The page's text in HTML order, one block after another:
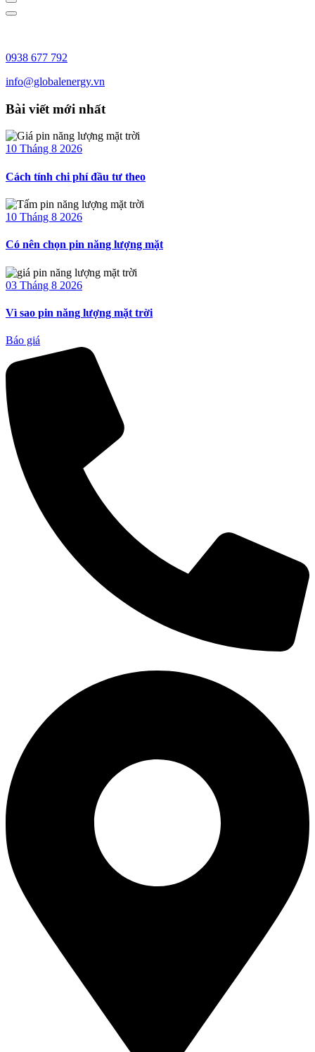
0938 677 792
info@globalenergy.vn
Bài viết mới nhất
10 Tháng 8 2026
Cách tính chi phí đầu tư theo
10 Tháng 8 2026
Có nên chọn pin năng lượng mặt
03 Tháng 8 2026
Vì sao pin năng lượng mặt trời
Báo giá